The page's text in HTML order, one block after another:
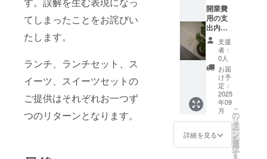
てしまったことをお詫びい
たします。
ランチ、ランチセット、ス
イーツ、スイーツセットの
ご提供はそれぞれお一つず
つのリターンとなります。
はお届
け商品
のラベ
ルに表
記され
ます。
商品開
封前に
は必ず
お届け
のリ
ターン
に貼付
された
ラベル
や注意
称：マ
フィン
・内容
量：6個
・名
称：惣
菜 ・内
容量：
10個 原
材料及
び添加
物等の
食品表
示はお
届け商
品のラ
開業費
用の支
出内訳
レポー
ト 支援
者：
0人
お届
け予
定：
2025
年09
月
詳細を見る
こ
の
リ
タ
ー
ン
を
選
択
す